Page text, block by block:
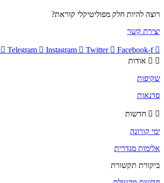
רוצה להיות חלק מפוליטיקלי קוראת?
יצירת קשר
Telegram Instagram Twitter
Facebook-f
אודות
שקיפות
סדנאות
חדשות
ימי קורונה
אלימות מגדרית
ביקורת תקשורת